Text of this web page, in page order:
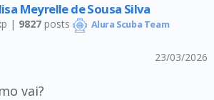
Meyrelle de Sousa Silva
| 9827posts Alura Scuba Team
23/03/2026
vai?